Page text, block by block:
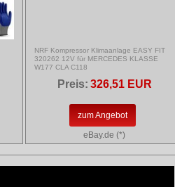
NRF Kompressor Klimaanlage EASY FIT
320262 12V für MERCEDES KLASSE
W177 CLA C118
Preis: 326,51 EUR
zum Angebot
eBay.de (*)